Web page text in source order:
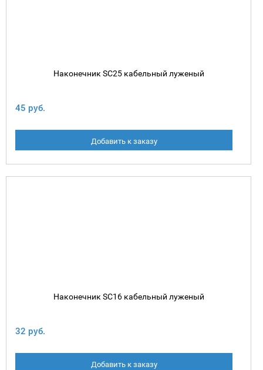
Наконечник SC25 кабельный луженый
45 руб.
Добавить к заказу
Наконечник SC16 кабельный луженый
32 руб.
Добавить к заказу